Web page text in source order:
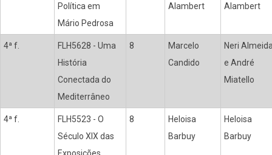
Política em
Mário Pedrosa
Alambert
Alambert
4ª f.
FLH5628 - Uma
História
Conectada do
Mediterrâneo
8
Marcelo
Candido
Neri
e André
Miatello
4ª f.
FLH5523 - O
Século XIX das
Exposições
8
Heloisa
Barbuy
Heloisa
Barbuy